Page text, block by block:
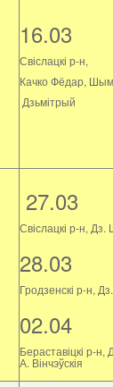
16.03
Свіслацкі р-н,
Качко Фёдар,
Дзьмітрый
27.03
Свіслацкі р-н,
28.03
Гродзенскі р-н,
02.04
Бераставіцкі р-н,
А. Вінчэўскія